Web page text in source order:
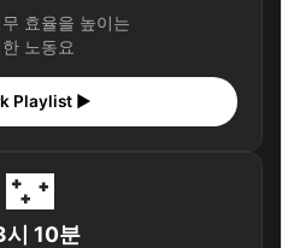
고의 투자, 혼자 여행
효율을 높이는
노동요
Playlist ▶
🌃
시 10분